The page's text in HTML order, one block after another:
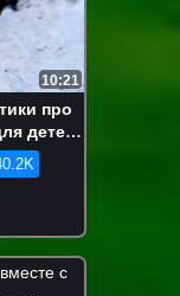
10:21
про
детей